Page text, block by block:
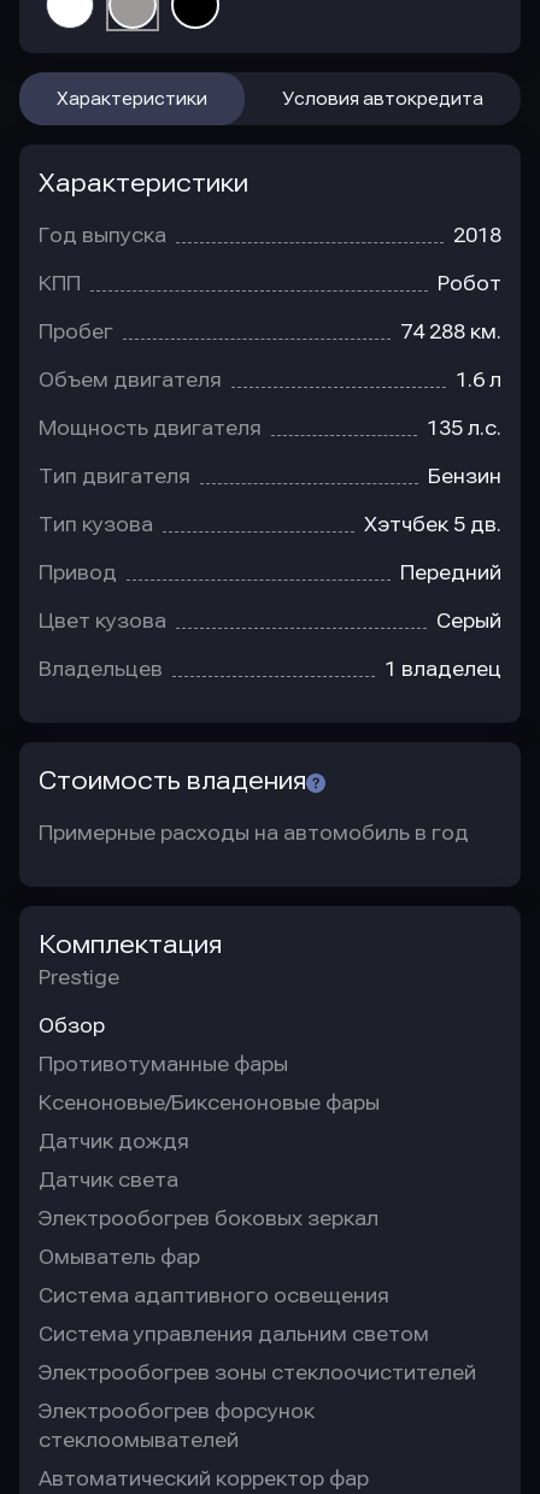
Характеристики Условия автокредита
Характеристики
Год выпуска 2018
КПП Робот
Пробег 74 288 км.
Объем двигателя 1.6 л
Мощность двигателя 135 л.с.
Тип двигателя Бензин
Тип кузова Хэтчбек 5 дв.
Привод Передний
Цвет кузова Серый
Владельцев 1 владелец
Стоимость владения
Примерные расходы на автомобиль в год
Комплектация
Prestige
Обзор
Противотуманные фары
Ксеноновые/Биксеноновые фары
Датчик дождя
Датчик света
Электрообогрев боковых зеркал
Омыватель фар
Система адаптивного освещения
Система управления дальним светом
Электрообогрев зоны стеклоочистителей
Электрообогрев форсунок
стеклоомывателей
Автоматический корректор фар